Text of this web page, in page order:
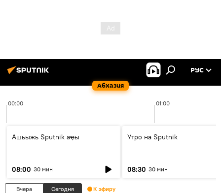
Абхазия
РУС
00:00 01:00
Ашьыжь Sputnik аҿы
08:00 30 мин
Утро на Sputnik
08:30 30 мин
Вчера Сегодня К эфиру